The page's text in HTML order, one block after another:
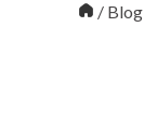
/ Blog